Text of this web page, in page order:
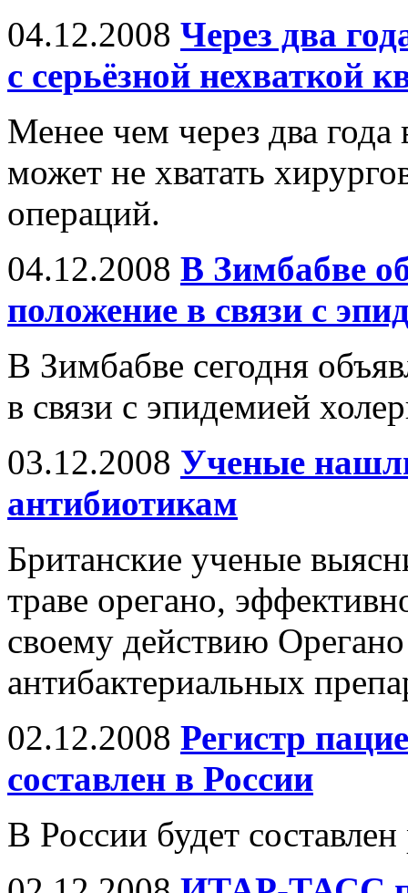
04.12.2008 Через два
с серьёзной нехваткой
Менее чем через два
может не хватать
операций.
04.12.2008 В Зимбабве
положение в связи с
В Зимбабве сегодня
в связи с эпидемией
03.12.2008 Ученые
антибиотикам
Британские ученые
траве орегано,
своему действию
антибактериальных
02.12.2008 Регистр
составлен в России
В России будет